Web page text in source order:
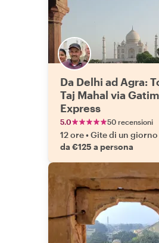
Da Delhi ad Agra:
Taj Mahal via
Express
5.0 50 recensioni
12 ore•Gite di un giorno
da €125 a persona